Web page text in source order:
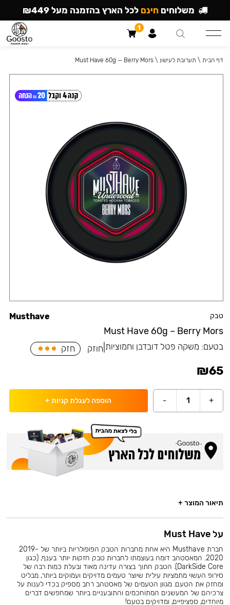
טבק
Must Have 60g – Berry Mors
Musthave
בטעם: משקה פטל דובדבן וחמוציות חוזק חזק
₪65
+
1
- הוספה לעגלת קניות +
דף הבית \ תערובת לעישון \
Must Have 60g — Berry Mors
תיאור המוצר +
על Must Have
חברת Musthave היא אחת מחברות הטבק הפופולריות ביותר של 2019-
2020. המאסטהב דומה בעוצמתו לחברות טבק חזקות יותר בענף, (כגון
DarkSide Core). הטבק חתוך בצורה עדינה מאוד ובעלת כמות רבה של
סירופ העשוי מתמציות עילית שיוצר טעמים מדויקים ועמוקים ביותר, מבליט
ומחזק את הטעם. מגוון הטעמים של מאסטהב רחב מספיק בכדי לענות על
צרכיהם של המעשנים המתוחכמים והתובעניים ביותר שמחפשים דברים
מיוחדים, ספציפיים, ומדויקים בטעם!
משלוחים חינם לכל הארץ בהזמנה מעל ₪449
1